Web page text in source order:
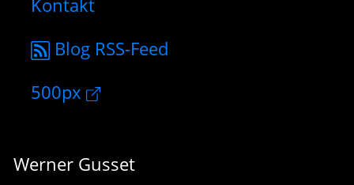
Blog RSS-Feed
500px
Werner Gusset